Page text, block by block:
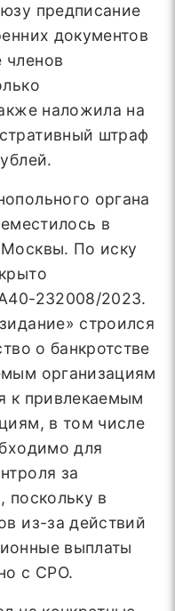
предписание
документов
наложила на
штраф
органа
в
По иску
232008/2023.
строился
о банкротстве
организациям
к привлекаемым
в том числе
для
за
поскольку в
из-за действий
выплаты
с СРО.